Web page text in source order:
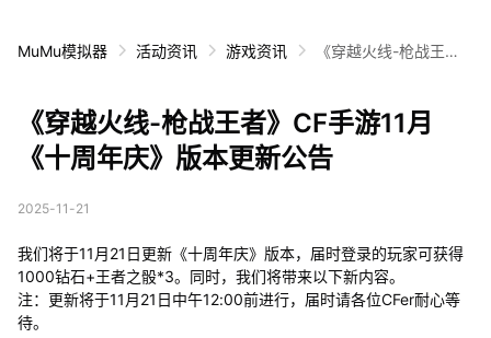
MuMu模拟器 活动资讯 游戏资讯
《穿越火线-枪战王
《穿越火线-枪战王者》CF手游11月
《十周年庆》版本更新公告
2025-11-21
我们将于11月21日更新《十周年庆》版本，届时登录的玩家可获得
1000钻石+王者之骰*3。同时，我们将带来以下新内容。
注：更新将于11月21日中午12:00前进行，届时请各位CFer耐心等
待。